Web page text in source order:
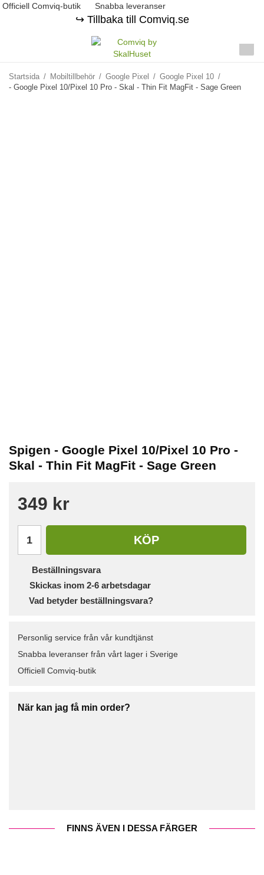
Officiell Comviq-butik Snabba leveranser
↪️ Tillbaka till Comviq.se
Startsida / Mobiltillbehör / Google Pixel / Google Pixel 10 /
- Google Pixel 10/Pixel 10 Pro - Skal - Thin Fit MagFit - Sage Green
Spigen - Google Pixel 10/Pixel 10 Pro -
Skal - Thin Fit MagFit - Sage Green
349 kr
KÖP
Beställningsvara
Skickas inom 2-6 arbetsdagar
Vad betyder beställningsvara?
Personlig service från vår kundtjänst
Snabba leveranser från vårt lager i Sverige
Officiell Comviq-butik
När kan jag få min order?
FINNS ÄVEN I DESSA FÄRGER